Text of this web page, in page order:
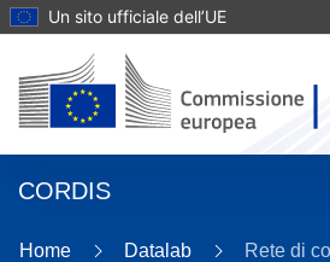
Un sito ufficiale dell’UE
CORDIS
Home Datalab Rete di